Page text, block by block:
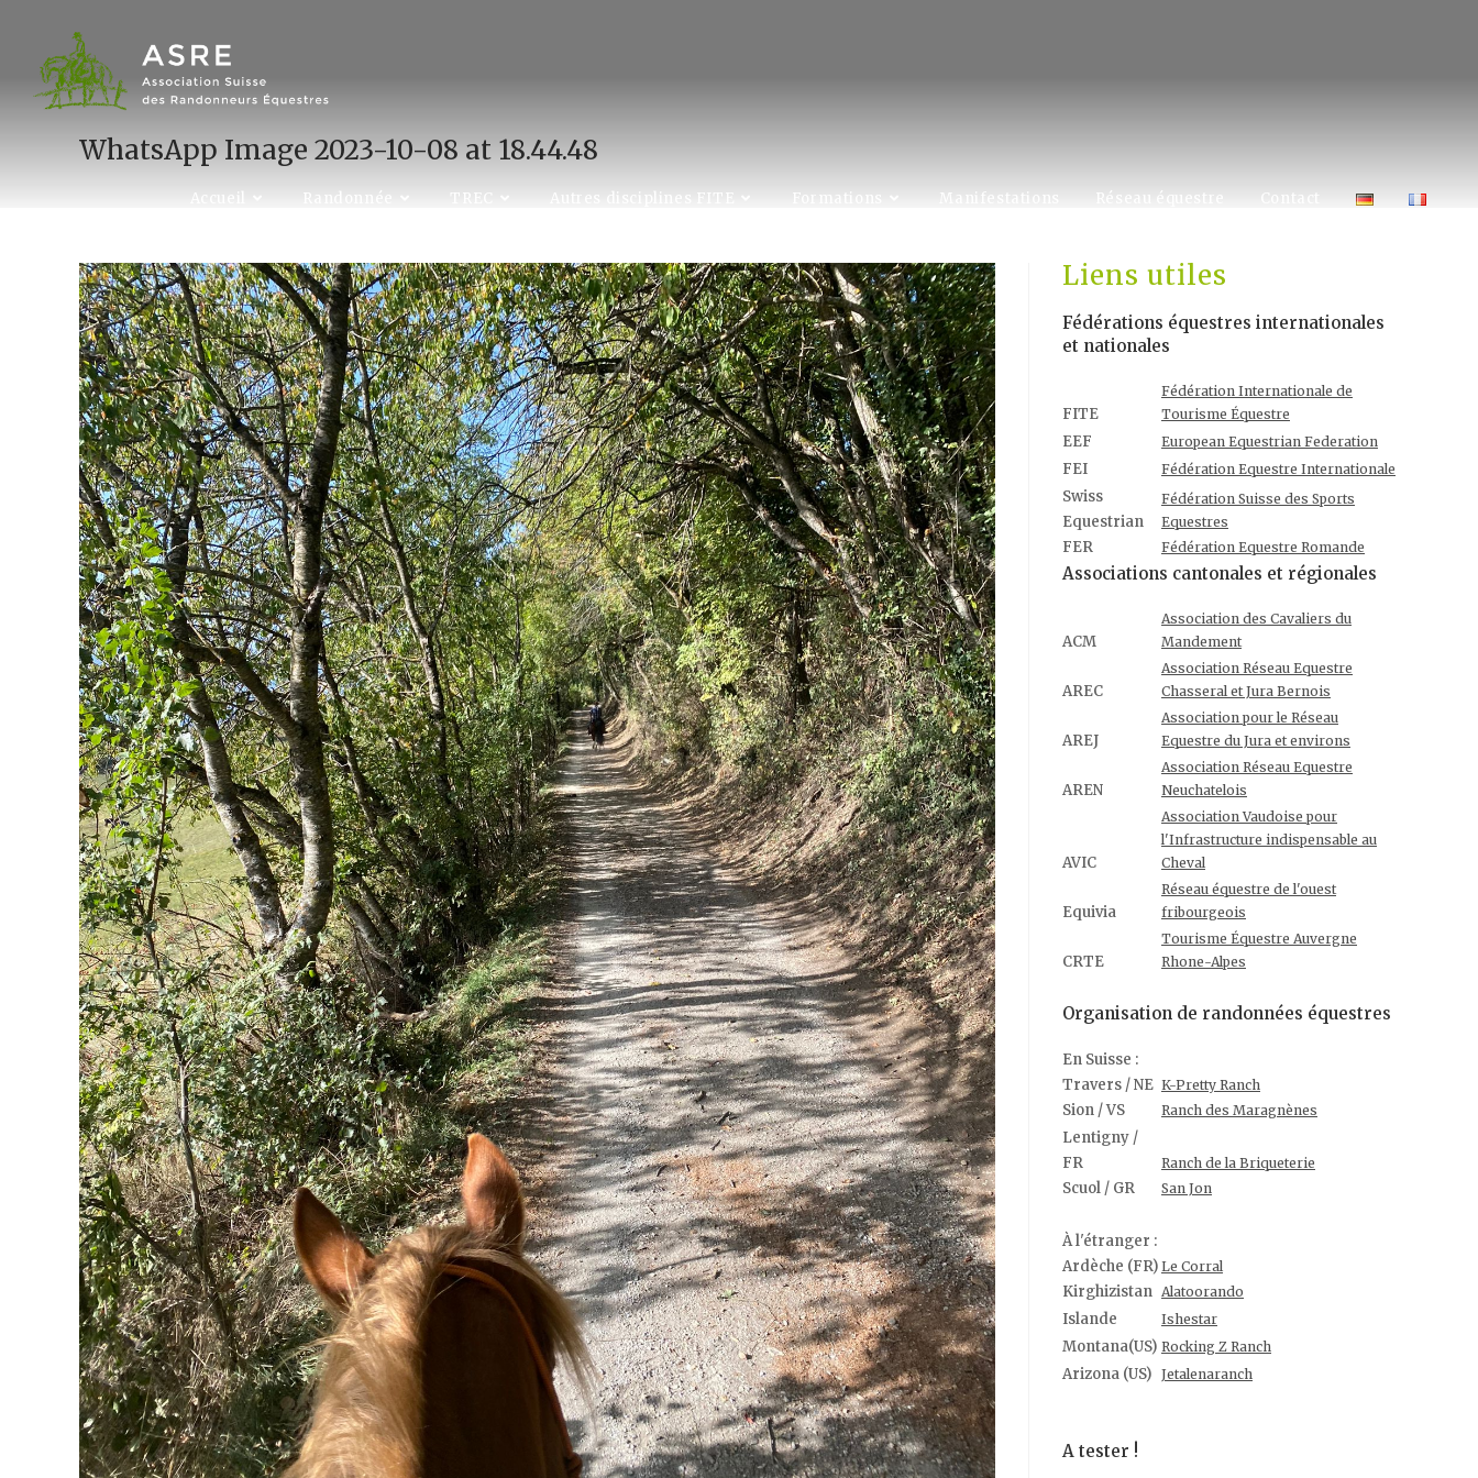
content
Accueil Randonnée TREC Autres disciplines FITE Formations Manifestations Réseau équestre Contact
WhatsApp Image 2023-10-08 at 18.44.48
Liens utiles
Fédérations équestres internationales
et nationales
FITE
Fédération Internationale de
Tourisme Équestre
EEF European Equestrian Federation
FEI Fédération Equestre Internationale
Swiss
Equestrian
Fédération Suisse des Sports
Equestres
FER Fédération Equestre Romande
Associations cantonales et régionales
ACM
Association des Cavaliers du
Mandement
AREC
Association Réseau Equestre
Chasseral et Jura Bernois
AREJ
Association pour le Réseau
Equestre du Jura et environs
AREN
Association Réseau Equestre
Neuchatelois
AVIC
Association Vaudoise pour
l'Infrastructure indispensable au
Cheval
Equivia
Réseau équestre de l'ouest
fribourgeois
CRTE
Tourisme Équestre Auvergne
Rhone-Alpes
Organisation de randonnées équestres
En Suisse :
Travers / NE K-Pretty Ranch
Sion / VS Ranch des Maragnènes
Lentigny /
FR
Ranch de la Briqueterie
Scuol / GR San Jon
À l'étranger :
Ardèche (FR) Le Corral
Kirghizistan Alatoorando
Islande Ishestar
Montana(US) Rocking Z Ranch
Arizona (US) Jetalenaranch
A tester !